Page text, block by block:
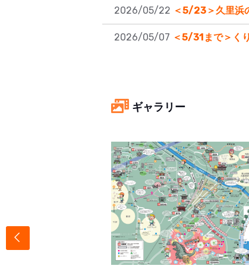
2026/05/22 ＜5/23＞久里浜
2026/05/07 ＜5/31まで＞く
ギャラリー